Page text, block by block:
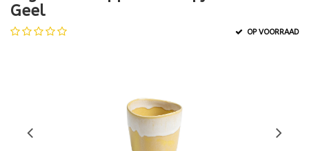
Geel
OP VOORRAAD